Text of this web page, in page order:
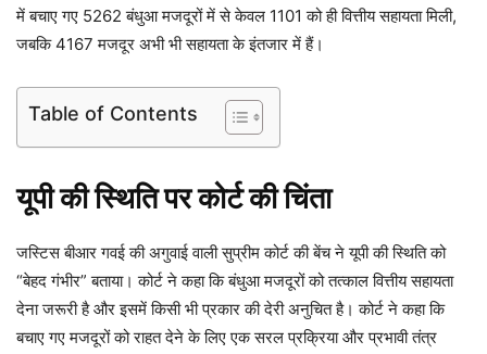
में बचाए गए 5262 बंधुआ मजदूरों में से केवल 1101 को ही वित्तीय सहायता मिली,
जबकि 4167 मजदूर अभी भी सहायता के इंतजार में हैं।
Table of Contents
यूपी की स्थिति पर कोर्ट की चिंता
जस्टिस बीआर गवई की अगुवाई वाली सुप्रीम कोर्ट की बेंच ने यूपी की स्थिति को
“बेहद गंभीर” बताया। कोर्ट ने कहा कि बंधुआ मजदूरों को तत्काल वित्तीय सहायता
देना जरूरी है और इसमें किसी भी प्रकार की देरी अनुचित है। कोर्ट ने कहा कि
बचाए गए मजदूरों को राहत देने के लिए एक सरल प्रक्रिया और प्रभावी तंत्र